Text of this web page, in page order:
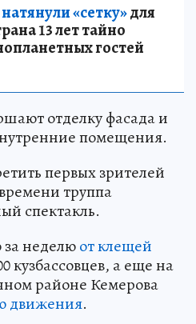
«сетку»для
13 лет тайно
гостей
отделку фасада и
помещения.
первых зрителей
труппа
спектакль.
неделюот клещей
кузбассовцев, а еще на
районе Кемерова
движения.